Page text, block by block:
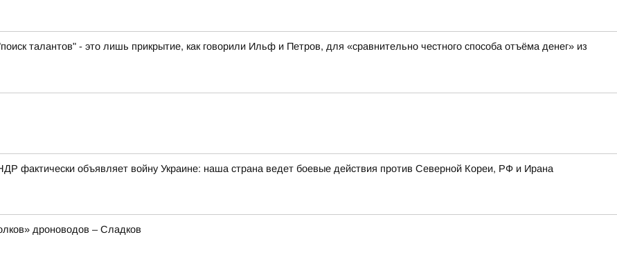
талантов" - это лишь прикрытие, как говорили Ильф и Петров, для «сравнительно честного способа отъёма денег» из
фактически объявляет войну Украине: наша страна ведет боевые действия против Северной Кореи, РФ и Ирана
дроноводов – Сладков